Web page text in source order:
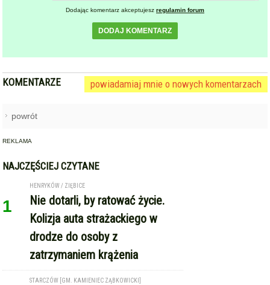
Dodając komentarz akceptujesz regulamin forum
DODAJ KOMENTARZ
KOMENTARZE powiadamiaj mnie o nowych komentarzach
powrót
REKLAMA
NAJCZĘŚCIEJ CZYTANE
1
HENRYKÓW / ZIĘBICE
Nie dotarli, by ratować życie.
Kolizja auta strażackiego w
drodze do osoby z
zatrzymaniem krążenia
STARCZÓW [GM. KAMIENIEC ZĄBKOWICKI]